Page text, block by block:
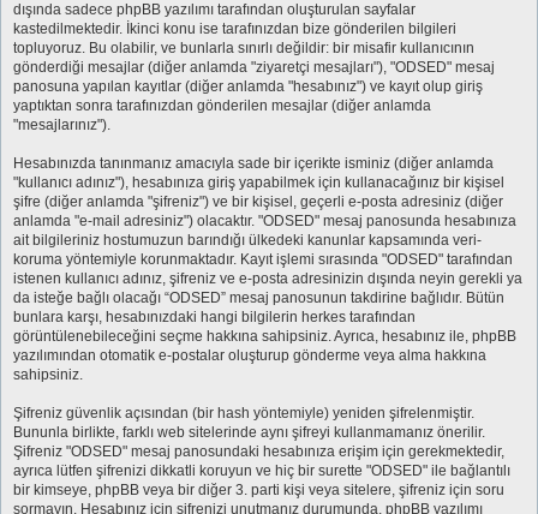
dışında sadece phpBB yazılımı tarafından oluşturulan sayfalar
kastedilmektedir. İkinci konu ise tarafınızdan bize gönderilen bilgileri
topluyoruz. Bu olabilir, ve bunlarla sınırlı değildir: bir misafir kullanıcının
gönderdiği mesajlar (diğer anlamda "ziyaretçi mesajları"), "ODSED" mesaj
panosuna yapılan kayıtlar (diğer anlamda "hesabınız") ve kayıt olup giriş
yaptıktan sonra tarafınızdan gönderilen mesajlar (diğer anlamda
"mesajlarınız").
Hesabınızda tanınmanız amacıyla sade bir içerikte isminiz (diğer anlamda
"kullanıcı adınız"), hesabınıza giriş yapabilmek için kullanacağınız bir kişisel
şifre (diğer anlamda "şifreniz") ve bir kişisel, geçerli e-posta adresiniz (diğer
anlamda "e-mail adresiniz") olacaktır. "ODSED" mesaj panosunda hesabınıza
ait bilgileriniz hostumuzun barındığı ülkedeki kanunlar kapsamında veri-
koruma yöntemiyle korunmaktadır. Kayıt işlemi sırasında "ODSED" tarafından
istenen kullanıcı adınız, şifreniz ve e-posta adresinizin dışında neyin gerekli ya
da isteğe bağlı olacağı “ODSED” mesaj panosunun takdirine bağlıdır. Bütün
bunlara karşı, hesabınızdaki hangi bilgilerin herkes tarafından
görüntülenebileceğini seçme hakkına sahipsiniz. Ayrıca, hesabınız ile, phpBB
yazılımından otomatik e-postalar oluşturup gönderme veya alma hakkına
sahipsiniz.
Şifreniz güvenlik açısından (bir hash yöntemiyle) yeniden şifrelenmiştir.
Bununla birlikte, farklı web sitelerinde aynı şifreyi kullanmamanız önerilir.
Şifreniz "ODSED" mesaj panosundaki hesabınıza erişim için gerekmektedir,
ayrıca lütfen şifrenizi dikkatli koruyun ve hiç bir surette "ODSED" ile bağlantılı
bir kimseye, phpBB veya bir diğer 3. parti kişi veya sitelere, şifreniz için soru
sormayın. Hesabınız için şifrenizi unutmanız durumunda, phpBB yazılımı